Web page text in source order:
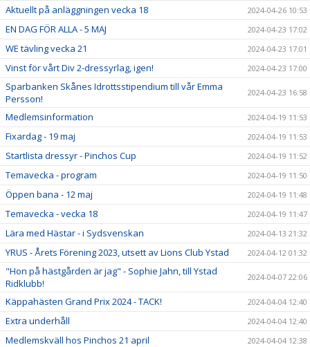
Aktuellt på anläggningen vecka 18 2024-04-26 10:53
EN DAG FÖR ALLA - 5 MAJ 2024-04-23 17:02
WE tävling vecka 21 2024-04-23 17:01
Vinst för vårt Div 2-dressyrlag, igen! 2024-04-23 17:00
Sparbanken Skånes Idrottsstipendium till vår Emma
Persson!
2024-04-23 16:58
Medlemsinformation 2024-04-19 11:53
Fixardag - 19 maj 2024-04-19 11:53
Startlista dressyr - Pinchos Cup 2024-04-19 11:52
Temavecka - program 2024-04-19 11:50
Öppen bana - 12 maj 2024-04-19 11:48
Temavecka - vecka 18 2024-04-19 11:47
Lära med Hästar - i Sydsvenskan 2024-04-13 21:32
YRUS - Årets Förening 2023, utsett av Lions Club Ystad 2024-04-12 01:32
"Hon på hästgården är jag" - Sophie Jahn, till Ystad
Ridklubb!
2024-04-07 22:06
Käppahästen Grand Prix 2024 - TACK! 2024-04-04 12:40
Extra underhåll 2024-04-04 12:40
Medlemskväll hos Pinchos 21 april 2024-04-04 12:38